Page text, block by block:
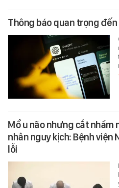
Thông báo quan trọng
Mổ u não nhưng cắt nhầm
nhân nguy kịch: Bệnh viện
lỗi